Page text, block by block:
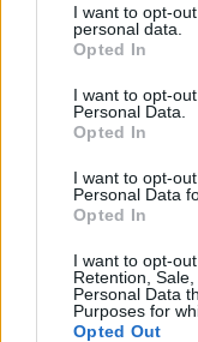
not limited to your
grant or deny
use your data for
consent section.
I want to opt-
personal data.
Opted In
I want to opt-
Personal Data.
Opted In
I want to opt-
Personal Data
Opted In
I want to opt-
Retention,
Personal Data
Purposes for
Opted Out
HÍRADÓ HPV
TÉVHIT #
HÍMVESSZŐDAGANAT
MANDULARÁK #